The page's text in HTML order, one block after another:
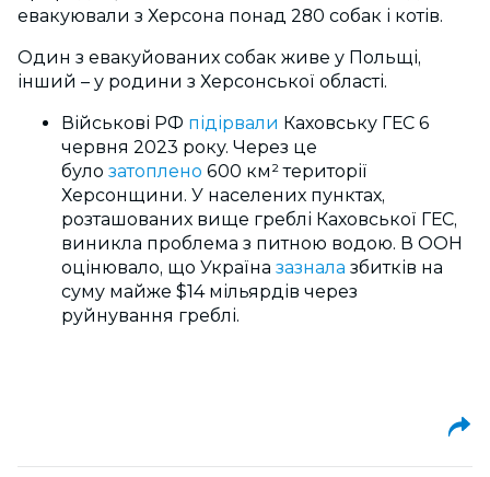
евакуювали з Херсона понад 280 собак і котів.
Один з евакуйованих собак живе у Польщі,
інший – у родини з Херсонської області.
Військові РФ підірвали Каховську ГЕС 6
червня 2023 року. Через це
було затоплено 600 км² території
Херсонщини. У населених пунктах,
розташованих вище греблі Каховської ГЕС,
виникла проблема з питною водою. В ООН
оцінювало, що Україна зазнала збитків на
суму майже $14 мільярдів через
руйнування греблі.